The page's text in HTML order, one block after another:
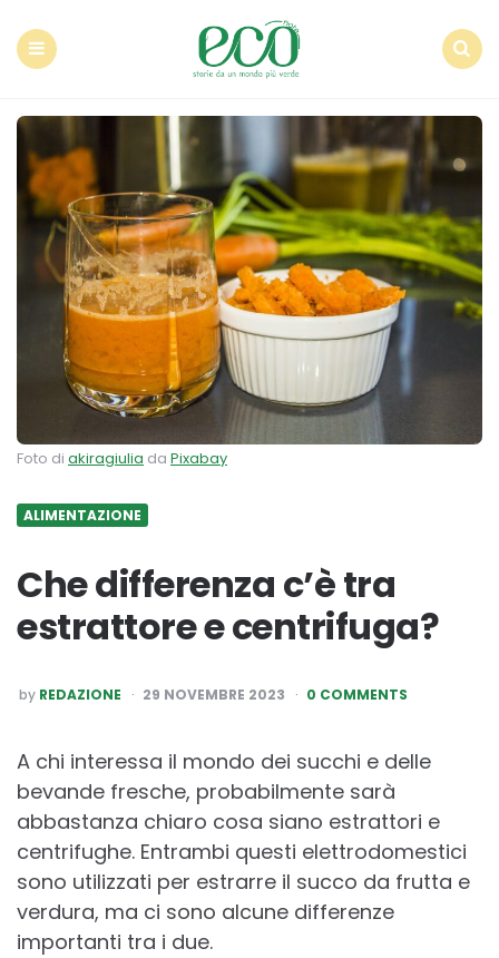
Foto di akiragiulia da Pixabay
ALIMENTAZIONE
Che differenza c’è tra
estrattore e centrifuga?
POSTED
BY
by REDAZIONE 29 NOVEMBRE 2023 0 COMMENTS
A chi interessa il mondo dei succhi e delle
bevande fresche, probabilmente sarà
abbastanza chiaro cosa siano estrattori e
centrifughe. Entrambi questi elettrodomestici
sono utilizzati per estrarre il succo da frutta e
verdura, ma ci sono alcune differenze
importanti tra i due.